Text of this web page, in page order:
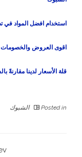
استخدام افضل المواد في
اقوى العروض والخصومات
قلة الأسعار لدينا مقارنةً
Posted in الشبوك